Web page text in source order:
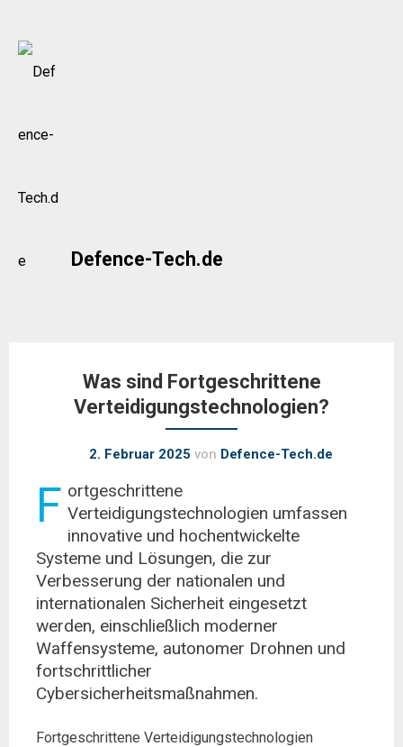
Skip
Defence-Tech.de
Was sind Fortgeschrittene
Verteidigungstechnologien?
2. Februar 2025 von Defence-Tech.de
F ortgeschrittene
Verteidigungstechnologien umfassen
innovative und hochentwickelte
Systeme und Lösungen, die zur
Verbesserung der nationalen und
internationalen Sicherheit eingesetzt
werden, einschließlich moderner
Waffensysteme, autonomer Drohnen und
fortschrittlicher
Cybersicherheitsmaßnahmen.
Fortgeschrittene Verteidigungstechnologien